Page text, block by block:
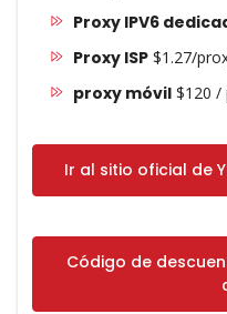
Proxy IPV6
Proxy ISP$1.27/
proxy móvil$120 /
Ir al sitio oficial de
Código de